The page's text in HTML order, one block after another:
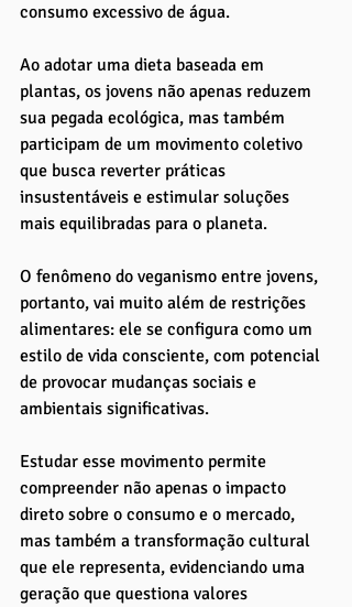
consumo excessivo de água.
Ao adotar uma dieta baseada em
plantas, os jovens não apenas reduzem
sua pegada ecológica, mas também
participam de um movimento coletivo
que busca reverter práticas
insustentáveis e estimular soluções
mais equilibradas para o planeta.
O fenômeno do veganismo entre jovens,
portanto, vai muito além de restrições
alimentares: ele se configura como um
estilo de vida consciente, com potencial
de provocar mudanças sociais e
ambientais significativas.
Estudar esse movimento permite
compreender não apenas o impacto
direto sobre o consumo e o mercado,
mas também a transformação cultural
que ele representa, evidenciando uma
geração que questiona valores